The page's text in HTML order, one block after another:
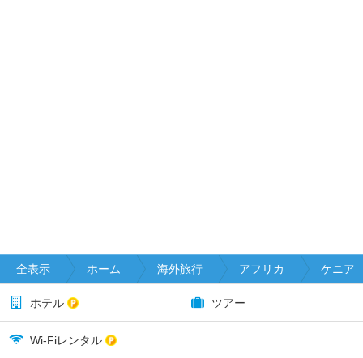
全表示 ホーム 海外旅行 アフリカ ケニア
ホテル ツアー
Wi-Fiレンタル